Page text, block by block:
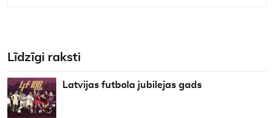
Līdzīgi raksti
Latvijas futbola jubilejas gads